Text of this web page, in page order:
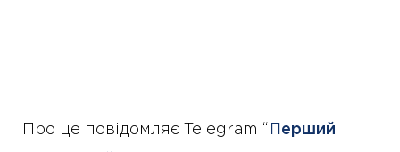
Про це повідомляє Telegram “ Перший